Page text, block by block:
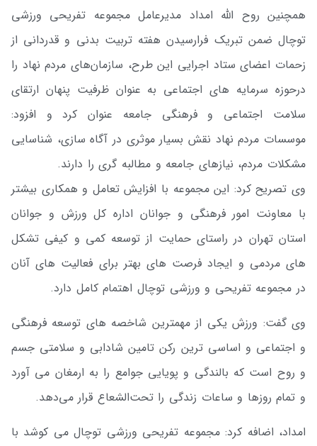
همچنین روح الله امداد مدیرعامل مجموعه تفریحی ورزشی
توچال ضمن تبریک فرارسیدن هفته تربیت بدنی و قدردانی از
زحمات اعضای ستاد اجرایی این طرح، سازمان‌های مردم نهاد را
درحوزه سرمایه های اجتماعی به عنوان ظرفیت پنهان ارتقای
سلامت اجتماعی و فرهنگی جامعه عنوان کرد و افزود:
موسسات مردم نهاد نقش بسیار موثری در آگاه سازی، شناسایی
مشکلات مردم، نیازهای جامعه و مطالبه گری را دارند.
وی تصریح کرد: این مجموعه با افزایش تعامل و همکاری بیشتر
با معاونت امور فرهنگی و جوانان اداره کل ورزش و جوانان
استان تهران در راستای حمايت از توسعه كمی و كيفی تشكل
های مردمی و ايجاد فرصت های بهتر برای فعاليت های آنان
در مجموعه تفریحی و ورزشی توچال اهتمام کامل دارد.
وی گفت: ورزش یکی از مهمترین شاخصه های توسعه فرهنگی
و اجتماعی و اساسی ترین رکن تامین شادابی و سلامتی جسم
و روح است که بالندگی و پویایی جوامع را به ارمغان می آورد
و تمام روزها و ساعات زندگی را تحت‌الشعاع قرار می‌دهد.
امداد، اضافه کرد: مجموعه تفریحی ورزشی توچال می کوشد با